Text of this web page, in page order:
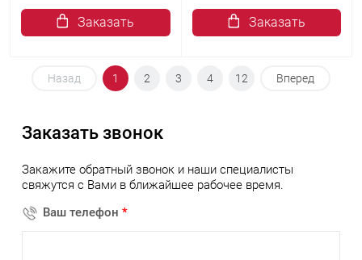
Заказать Заказать
Назад 1 2 3 4 12 Вперед
Заказать звонок
Закажите обратный звонок и наши специалисты
свяжутся с Вами в ближайшее рабочее время.
Ваш телефон *